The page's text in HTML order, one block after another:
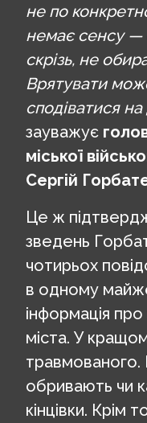
не по
немає сенсу —
скрізь, не
Врятувати
сподіватися
зауважує
міської
Сергій
Це ж
зведень
чотирьох
в одному
інформація
міста. У
обривають чи
кінцівки. Крім